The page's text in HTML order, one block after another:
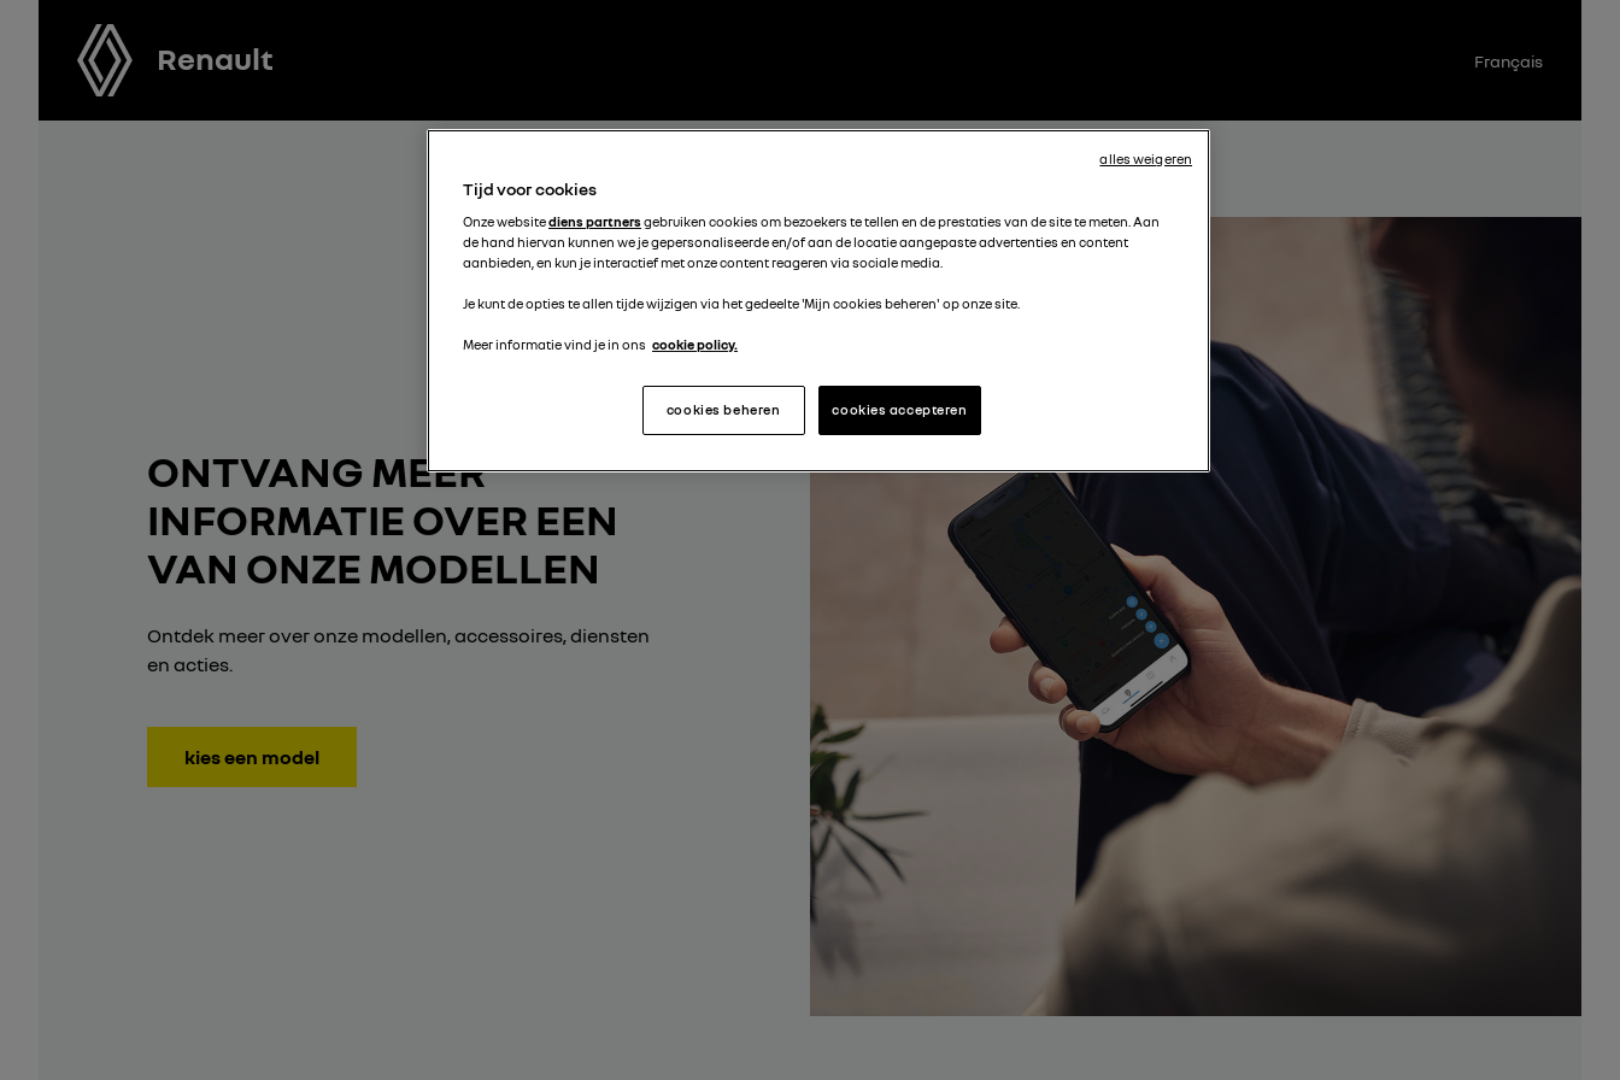
Renault Français
ONTVANG MEER
INFORMATIE OVER EEN
VAN ONZE MODELLEN
Ontdek meer over onze modellen, accessoires, diensten
en acties.
kies een model
Tijd voor cookies
Onze websitediens partnersgebruiken cookies om bezoekers te tellen en de prestaties van de site te meten. Aan
de hand hiervan kunnen we je gepersonaliseerde en/of aan de locatie aangepaste advertenties en content
aanbieden, en kun je interactief met onze content reageren via sociale media.
Je kunt de opties te allen tijde wijzigen via het gedeelte 'Mijn cookies beheren' op onze site.
Meer informatie vind je in ons cookie policy.
cookies accepteren
cookies beheren
alles weigeren